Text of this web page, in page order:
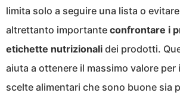
limita solo a seguire una lista o
altrettanto importante confrontare i
etichette nutrizionali dei prodotti.
aiuta a ottenere il massimo valore per
scelte alimentari che sono buone sia